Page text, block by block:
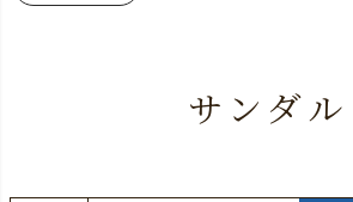
サンダル